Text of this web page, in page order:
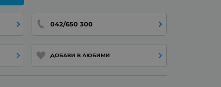
042/650 300
ДОБАВИ В ЛЮБИМИ